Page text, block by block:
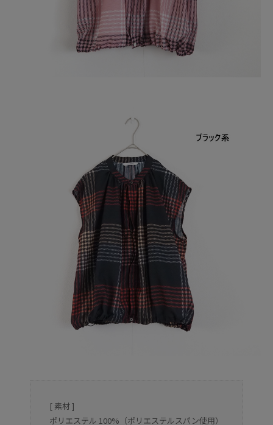
[ 素材 ]
ポリエステル 100%（ポリエステルスパン使用）